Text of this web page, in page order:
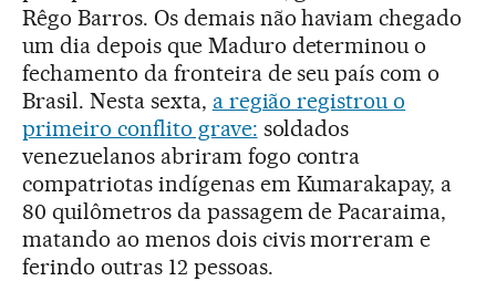
Rêgo Barros. Os demais não haviam chegado
um dia depois que Maduro determinou o
fechamento da fronteira de seu país com o
Brasil. Nesta sexta, a região registrou o
primeiro conflito grave: soldados
venezuelanos abriram fogo contra
compatriotas indígenas em Kumarakapay, a
80 quilômetros da passagem de Pacaraima,
matando ao menos dois civis morreram e
ferindo outras 12 pessoas.